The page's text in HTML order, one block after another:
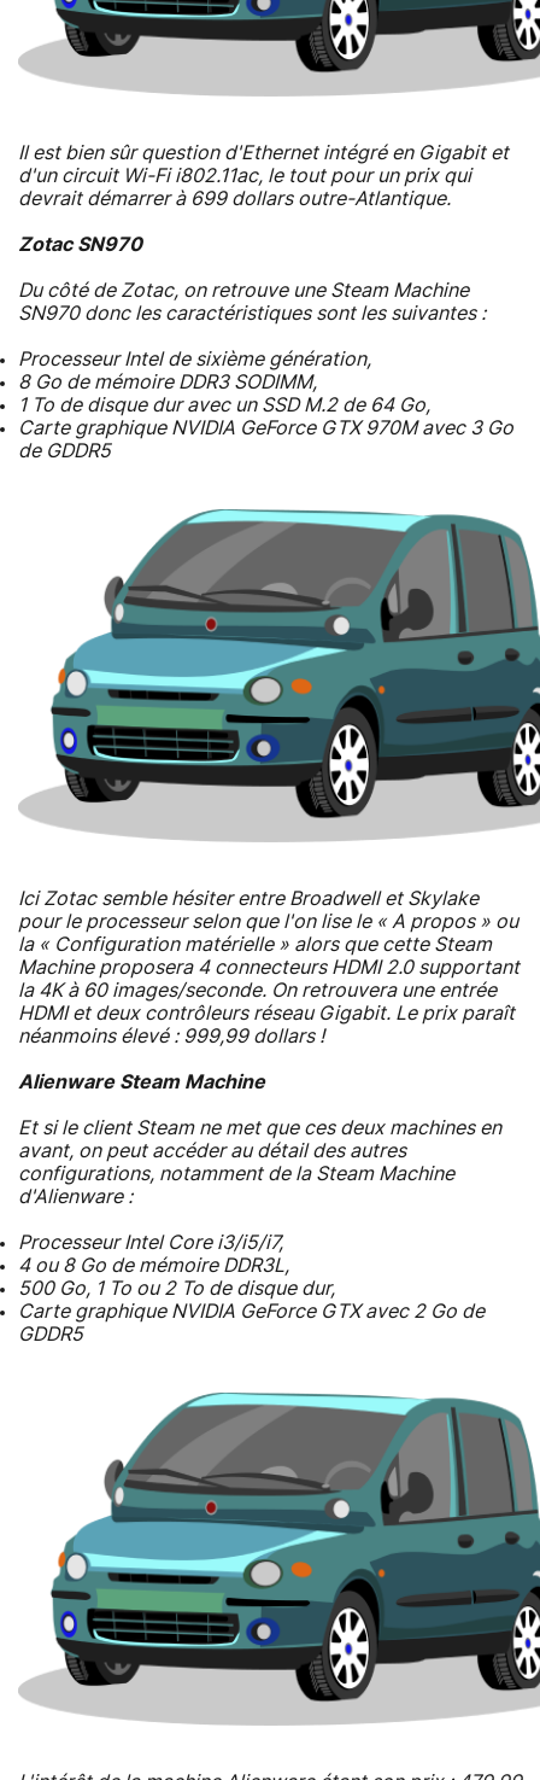
Il est bien sûr question d'Ethernet intégré en Gigabit et
d'un circuit Wi-Fi i802.11ac, le tout pour un prix qui
devrait démarrer à 699 dollars outre-Atlantique.
Zotac SN970
Du côté de Zotac, on retrouve une Steam Machine
SN970 donc les caractéristiques sont les suivantes :
Processeur Intel de sixième génération,
8 Go de mémoire DDR3 SODIMM,
1 To de disque dur avec un SSD M.2 de 64 Go,
Carte graphique NVIDIA GeForce GTX 970M avec 3 Go
de GDDR5
Ici Zotac semble hésiter entre Broadwell et Skylake
pour le processeur selon que l'on lise le « A propos » ou
la « Configuration matérielle » alors que cette Steam
Machine proposera 4 connecteurs HDMI 2.0 supportant
la 4K à 60 images/seconde. On retrouvera une entrée
HDMI et deux contrôleurs réseau Gigabit. Le prix paraît
néanmoins élevé : 999,99 dollars !
Alienware Steam Machine
Et si le client Steam ne met que ces deux machines en
avant, on peut accéder au détail des autres
configurations, notamment de la Steam Machine
d'Alienware :
Processeur Intel Core i3/i5/i7,
4 ou 8 Go de mémoire DDR3L,
500 Go, 1 To ou 2 To de disque dur,
Carte graphique NVIDIA GeForce GTX avec 2 Go de
GDDR5